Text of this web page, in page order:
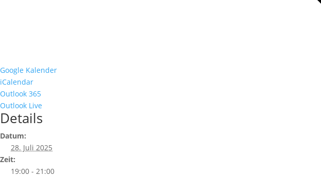
Google Kalender
iCalendar
Outlook 365
Outlook Live
Details
Datum:
28. Juli 2025
Zeit:
19:00 - 21:00